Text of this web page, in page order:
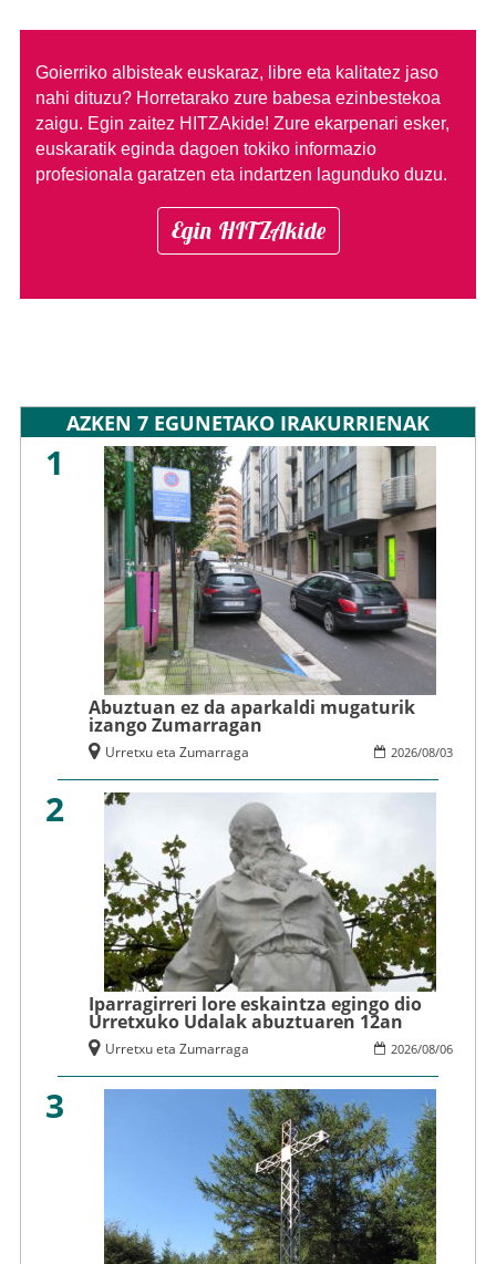
Goierriko albisteak euskaraz, libre eta kalitatez jaso
nahi dituzu? Horretarako zure babesa ezinbestekoa
zaigu. Egin zaitez HITZAkide! Zure ekarpenari esker,
euskaratik eginda dagoen tokiko informazio
profesionala garatzen eta indartzen lagunduko duzu.
Egin HITZAkide
AZKEN 7 EGUNETAKO IRAKURRIENAK
1
Abuztuan ez da aparkaldi mugaturik
izango Zumarragan
2026/08/03
Urretxu eta Zumarraga
2
Iparragirreri lore eskaintza egingo dio
Urretxuko Udalak abuztuaren 12an
2026/08/06
Urretxu eta Zumarraga
3